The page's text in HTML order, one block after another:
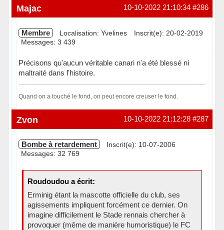
Hors ligne #286
10-10-2022 21:10:34
Majac
Membre Localisation: Yvelines
Inscrit(e): 20-02-2019
Messages: 3 439
Précisons qu'aucun véritable canari n'a été blessé ni
maltraité dans l'histoire.
Quand on a touché le fond, on peut encore creuser le fond.
Hors ligne #287
10-10-2022 21:12:28
Zvon
Bombe à retardement
Inscrit(e): 10-07-2006
Messages: 32 769
Roudoudou a écrit:
Erminig étant la mascotte officielle du club, ses
agissements impliquent forcément ce dernier. On
imagine difficilement le Stade rennais chercher à
provoquer (même de manière humoristique) le FC